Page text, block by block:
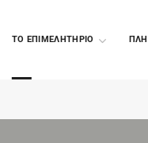
TO ΕΠΙΜΕΛΗΤΗΡΙΟ